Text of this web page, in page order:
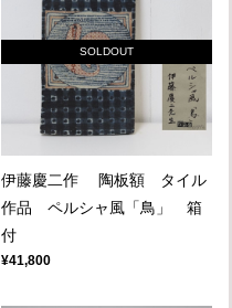
SOLDOUT
伊藤慶二作 陶板額 タイル
作品 ペルシャ風「鳥」 箱
付
¥41,800